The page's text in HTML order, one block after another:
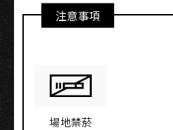
注意事項
場地禁菸